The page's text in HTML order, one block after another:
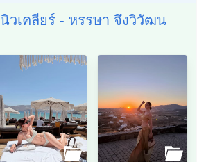
นิวเคลียร์ - หรรษา จึงวิวัฒน